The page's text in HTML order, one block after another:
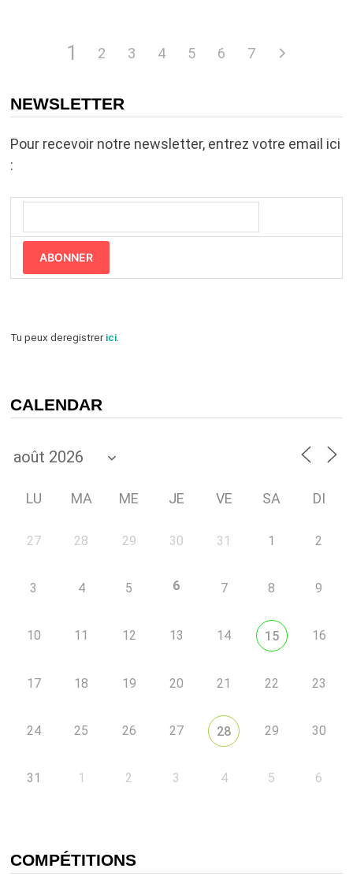
1 2 3 4 5 6 7
NEWSLETTER
Pour recevoir notre newsletter, entrez votre email ici
:
ABONNER
Tu peux deregistrerici.
CALENDAR
LU MA ME JE VE SA DI
27 28 29 30 31 1 2
3 4 5 6 7 8 9
10 11 12 13 14 15 16
17 18 19 20 21 22 23
24 25 26 27 28 29 30
31 1 2 3 4 5 6
COMPÉTITIONS